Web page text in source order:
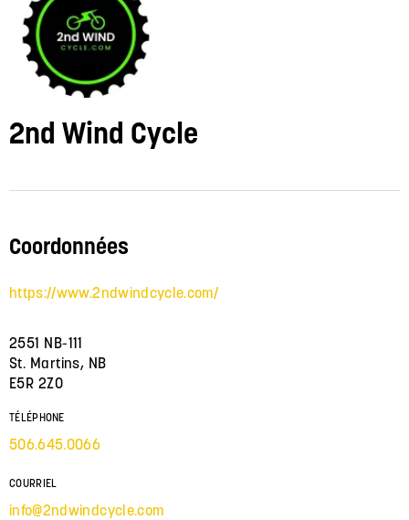
2nd Wind Cycle
Coordonnées
https://www.2ndwindcycle.com/
2551 NB-111
St. Martins, NB
E5R 2Z0
TÉLÉPHONE
506.645.0066
COURRIEL
info@2ndwindcycle.com